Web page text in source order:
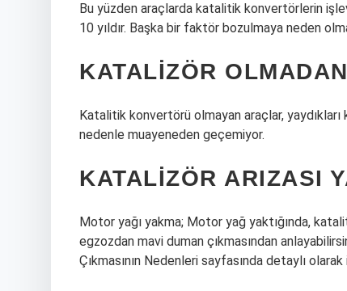
Bu yüzden araçlarda katalitik konvertörlerin
10 yıldır. Başka bir faktör bozulmaya neden
KATALIZÖR
Katalitik konvertörü olmayan araçlar, yaydıkları
nedenle muayeneden geçemiyor.
KATALIZÖR ARIZASI
Motor yağı yakma; Motor yağ yaktığında,
egzozdan mavi duman çıkmasından
Çıkmasının Nedenleri sayfasında detaylı